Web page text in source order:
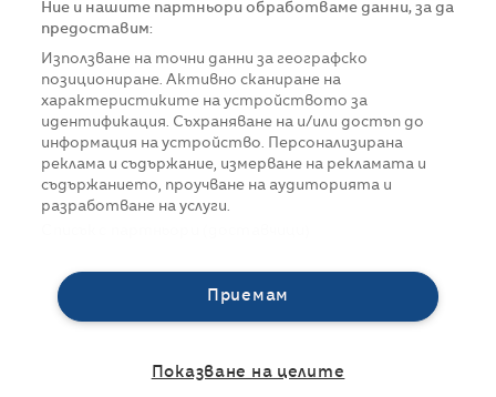
Ние и нашите партньори обработваме данни, за да
предоставим:
Използване на точни данни за географско
позициониране. Активно сканиране на
характеристиките на устройството за
идентификация. Съхраняване на и/или достъп до
информация на устройство. Персонализирана
реклама и съдържание, измерване на рекламата и
съдържанието, проучване на аудиторията и
разработване на услуги.
Приемам
Показване на целите